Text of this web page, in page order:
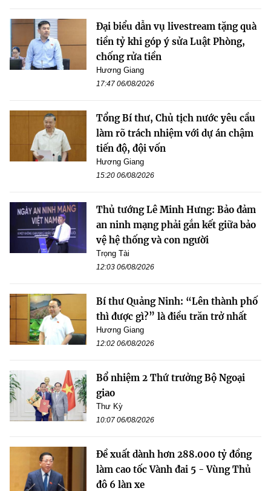
Đại biểu dẫn vụ livestream tặng quà
tiền tỷ khi góp ý sửa Luật Phòng,
chống rửa tiền
Hương Giang
17:47 06/08/2026
Tổng Bí thư, Chủ tịch nước yêu cầu
làm rõ trách nhiệm với dự án chậm
tiến độ, đội vốn
Hương Giang
15:20 06/08/2026
Thủ tướng Lê Minh Hưng: Bảo đảm
an ninh mạng phải gắn kết giữa bảo
vệ hệ thống và con người
Trọng Tài
12:03 06/08/2026
Bí thư Quảng Ninh: “Lên thành phố
thì được gì?” là điều trăn trở nhất
Hương Giang
12:02 06/08/2026
Bổ nhiệm 2 Thứ trưởng Bộ Ngoại
giao
Thư Kỳ
10:07 06/08/2026
Đề xuất dành hơn 288.000 tỷ đồng
làm cao tốc Vành đai 5 - Vùng Thủ
đô 6 làn xe